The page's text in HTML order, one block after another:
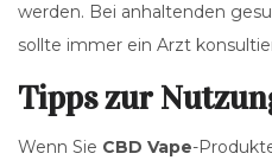
werden. Bei anhaltenden
sollte immer ein Arzt
Tipps zur
Wenn Sie CBD Vape-